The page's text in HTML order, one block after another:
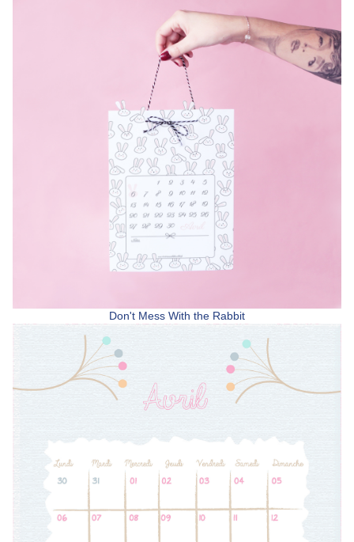
Don't Mess With the Rabbit